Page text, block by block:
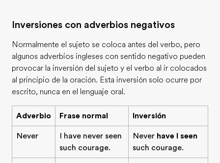
Inversiones con adverbios negativos
Normalmente el sujeto se coloca antes del verbo, pero
algunos adverbios ingleses con sentido negativo pueden
provocar la inversión del sujeto y el verbo al ir colocados
al principio de la oración. Esta inversión solo ocurre por
escrito, nunca en el lenguaje oral.
Adverbio Frase normal Inversión
Never
I have never seen
such courage.
Never have I seen
such courage.